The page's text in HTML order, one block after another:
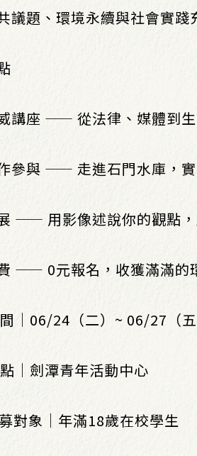
議題、環境永續與社會實踐
講座 —— 從法律、媒體到生
參與 —— 走進石門水庫，實
—— 用影像述說你的觀點，
—— 0元報名，收獲滿滿的
｜06/24（二）~ 06/27（五
｜劍潭青年活動中心
對象｜年滿18歲在校學生